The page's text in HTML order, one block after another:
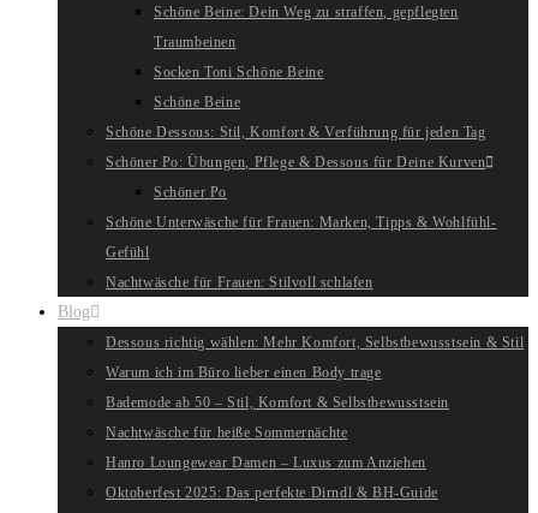
Schöne Beine: Dein Weg zu straffen, gepflegten
Traumbeinen
Socken Toni Schöne Beine
Schöne Beine
Schöne Dessous: Stil, Komfort & Verführung für jeden Tag
Schöner Po: Übungen, Pflege & Dessous für Deine Kurven
Schöner Po
Schöne Unterwäsche für Frauen: Marken, Tipps & Wohlfühl-
Gefühl
Nachtwäsche für Frauen: Stilvoll schlafen
Blog
Dessous richtig wählen: Mehr Komfort, Selbstbewusstsein & Stil
Warum ich im Büro lieber einen Body trage
Bademode ab 50 – Stil, Komfort & Selbstbewusstsein
Nachtwäsche für heiße Sommernächte
Hanro Loungewear Damen – Luxus zum Anziehen
Oktoberfest 2025: Das perfekte Dirndl & BH-Guide